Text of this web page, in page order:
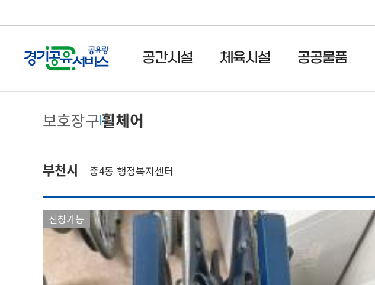
공간시설 체육시설 공공물품
보호장구휠체어
부천시 중4동 행정복지센터
신청가능